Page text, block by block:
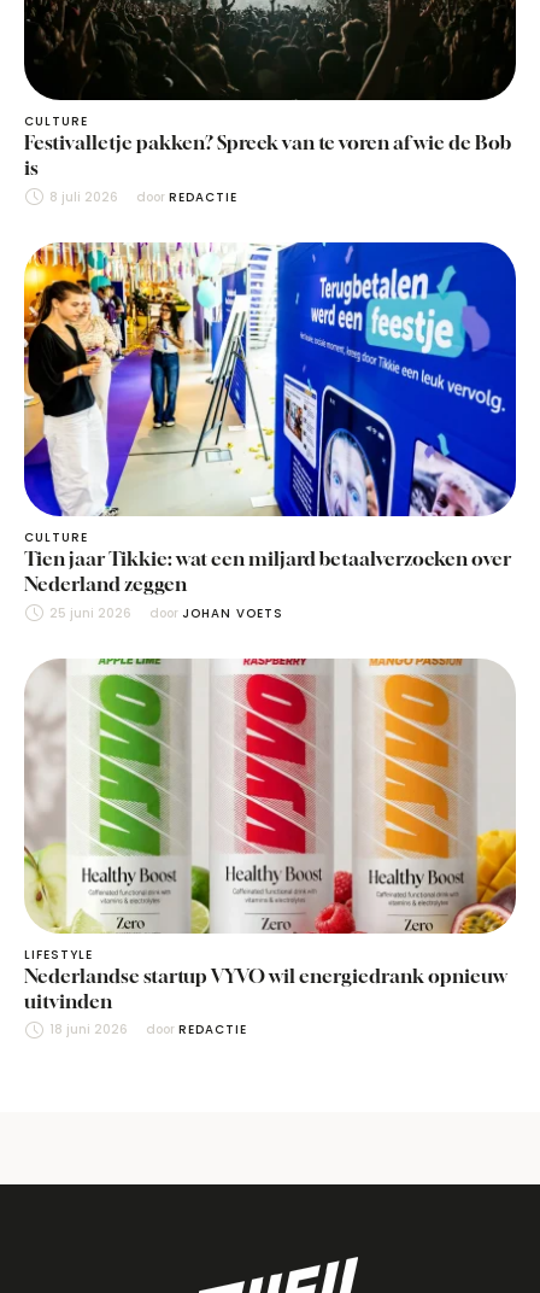
CULTURE
Festivalletje pakken? Spreek van te voren af wie de Bob
is
8 juli 2026 door REDACTIE
CULTURE
Tien jaar Tikkie: wat een miljard betaalverzoeken over
Nederland zeggen
25 juni 2026 door JOHAN VOETS
LIFESTYLE
Nederlandse startup VYVO wil energiedrank opnieuw
uitvinden
18 juni 2026 door REDACTIE